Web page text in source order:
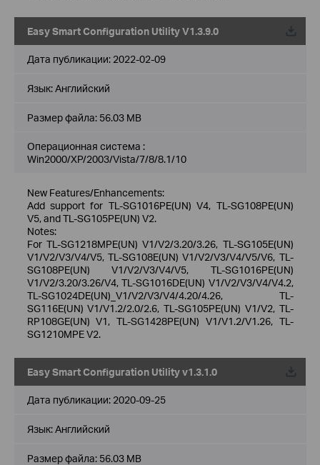
Easy Smart Configuration Utility V1.3.9.0
Дата публикации: 2022-02-09
Язык:Английский
Размер файла: 56.03 MB
Операционная система :
Win2000/XP/2003/Vista/7/8/8.1/10
New Features/Enhancements:
Add support for TL-SG1016PE(UN) V4, TL-SG108PE(UN)
V5, and TL-SG105PE(UN) V2.
Notes:
For TL-SG1218MPE(UN) V1/V2/3.20/3.26, TL-SG105E(UN)
V1/V2/V3/V4/V5, TL-SG108E(UN) V1/V2/V3/V4/V5/V6, TL-
SG108PE(UN) V1/V2/V3/V4/V5, TL-SG1016PE(UN)
V1/V2/3.20/3.26/V4, TL-SG1016DE(UN) V1/V2/V3/V4/V4.2,
TL-SG1024DE(UN)_V1/V2/V3/V4/4.20/4.26, TL-
SG116E(UN) V1/V1.2/2.0/2.6, TL-SG105PE(UN) V1/V2, TL-
RP108GE(UN) V1, TL-SG1428PE(UN) V1/V1.2/V1.26, TL-
SG1210MPE V2.
Easy Smart Configuration Utility v1.3.1.0
Дата публикации: 2020-09-25
Язык:Английский
Размер файла: 56.03 MB